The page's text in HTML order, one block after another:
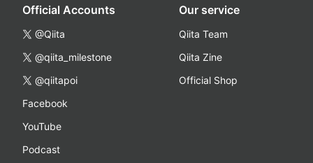
Official Accounts
@Qiita
@qiita_milestone
@qiitapoi
Facebook
YouTube
Podcast
Our service
Qiita Team
Qiita Zine
Official Shop